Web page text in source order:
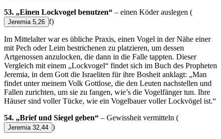
53. „Einen Lockvogel benutzen“ – einen Köder auslegen (
Jeremia 5,26 f)
Im Mittelalter war es übliche Praxis, einen Vogel in der Nähe einer
mit Pech oder Leim bestrichenen zu platzieren, um dessen
Artgenossen anzulocken, die dann in die Falle tappten. Dieser
Vergleich mit einem „Lockvogel“ findet sich im Buch des Propheten
Jeremia, in dem Gott die Israeliten für ihre Bosheit anklagt: „Man
findet unter meinem Volk Gottlose, die den Leuten nachstellen und
Fallen zurichten, um sie zu fangen, wie’s die Vogelfänger tun. Ihre
Häuser sind voller Tücke, wie ein Vogelbauer voller Lockvögel ist.“
54. „Brief und Siegel geben“ – Gewissheit vermitteln (
Jeremia 32,44 )